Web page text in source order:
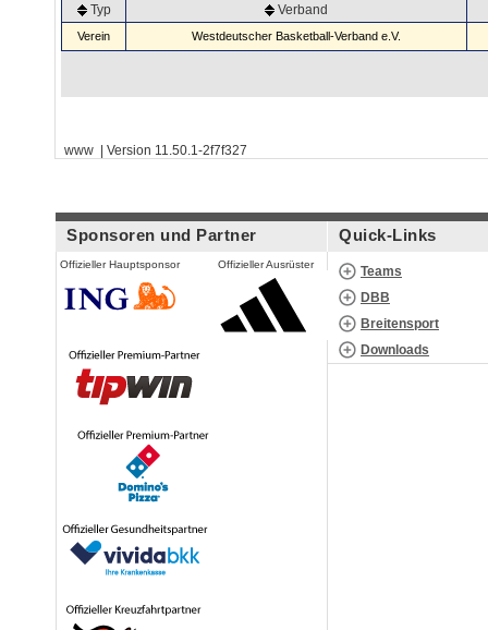
Typ
Verband
Verein Westdeutscher Basketball-Verband e.V.
www | Version 11.50.1-2f7f327
Sponsoren und Partner
Offizieller Hauptsponsor Offizieller Ausrüster
Quick-Links
Teams
DBB
Breitensport
Downloads